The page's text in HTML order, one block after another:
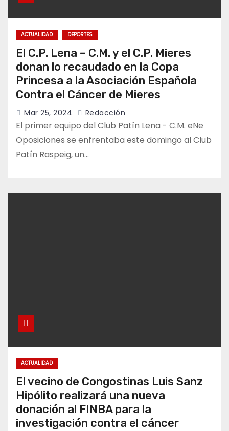
ACTUALIDAD DEPORTES
El C.P. Lena – C.M. y el C.P. Mieres
donan lo recaudado en la Copa
Princesa a la Asociación Española
Contra el Cáncer de Mieres
Mar 25, 2024 Redacción
El primer equipo del Club Patín Lena - C.M. eNe
Oposiciones se enfrentaba este domingo al Club
Patín Raspeig, un…
ACTUALIDAD
El vecino de Congostinas Luis Sanz
Hipólito realizará una nueva
donación al FINBA para la
investigación contra el cáncer